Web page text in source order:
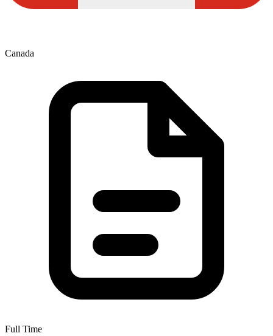
Canada
Full Time